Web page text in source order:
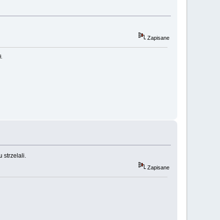
Zapisane
strzelali.
Zapisane